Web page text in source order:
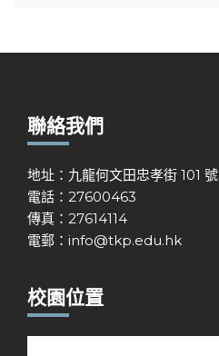
聯絡我們
地址：九龍何文田忠孝街 101 號
電話：27600463
傳真：27614114
電郵： info@tkp.edu.hk
校園位置